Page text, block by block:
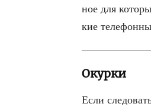
ное для
кие
Окурки
Если